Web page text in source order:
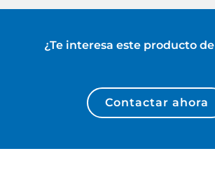
¿Te interesa este producto de
Contactar ahora